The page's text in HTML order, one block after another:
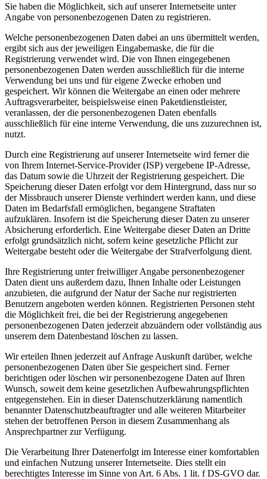
Sie haben die Möglichkeit, sich auf unserer Internetseite unter
Angabe von personenbezogenen Daten zu registrieren.
Welche personenbezogenen Daten dabei an uns übermittelt werden,
ergibt sich aus der jeweiligen Eingabemaske, die für die
Registrierung verwendet wird. Die von Ihnen eingegebenen
personenbezogenen Daten werden ausschließlich für die interne
Verwendung bei uns und für eigene Zwecke erhoben und
gespeichert. Wir können die Weitergabe an einen oder mehrere
Auftragsverarbeiter, beispielsweise einen Paketdienstleister,
veranlassen, der die personenbezogenen Daten ebenfalls
ausschließlich für eine interne Verwendung, die uns zuzurechnen ist,
nutzt.
Durch eine Registrierung auf unserer Internetseite wird ferner die
von Ihrem Internet-Service-Provider (ISP) vergebene IP-Adresse,
das Datum sowie die Uhrzeit der Registrierung gespeichert. Die
Speicherung dieser Daten erfolgt vor dem Hintergrund, dass nur so
der Missbrauch unserer Dienste verhindert werden kann, und diese
Daten im Bedarfsfall ermöglichen, begangene Straftaten
aufzuklären. Insofern ist die Speicherung dieser Daten zu unserer
Absicherung erforderlich. Eine Weitergabe dieser Daten an Dritte
erfolgt grundsätzlich nicht, sofern keine gesetzliche Pflicht zur
Weitergabe besteht oder die Weitergabe der Strafverfolgung dient.
Ihre Registrierung unter freiwilliger Angabe personenbezogener
Daten dient uns außerdem dazu, Ihnen Inhalte oder Leistungen
anzubieten, die aufgrund der Natur der Sache nur registrierten
Benutzern angeboten werden können. Registrierten Personen steht
die Möglichkeit frei, die bei der Registrierung angegebenen
personenbezogenen Daten jederzeit abzuändern oder vollständig aus
unserem dem Datenbestand löschen zu lassen.
Wir erteilen Ihnen jederzeit auf Anfrage Auskunft darüber, welche
personenbezogenen Daten über Sie gespeichert sind. Ferner
berichtigen oder löschen wir personenbezogene Daten auf Ihren
Wunsch, soweit dem keine gesetzlichen Aufbewahrungspflichten
entgegenstehen. Ein in dieser Datenschutzerklärung namentlich
benannter Datenschutzbeauftragter und alle weiteren Mitarbeiter
stehen der betroffenen Person in diesem Zusammenhang als
Ansprechpartner zur Verfügung.
Die Verarbeitung Ihrer Datenerfolgt im Interesse einer komfortablen
und einfachen Nutzung unserer Internetseite. Dies stellt ein
berechtigtes Interesse im Sinne von Art. 6 Abs. 1 lit. f DS-GVO dar.